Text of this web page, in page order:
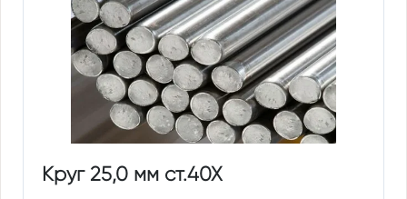
Круг 25,0 мм ст.40Х